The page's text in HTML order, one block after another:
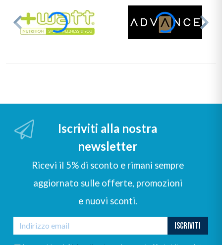
Iscriviti alla nostra
newsletter
Ricevi il 5% di sconto e rimani sempre
aggiornato sulle offerte, promozioni
e nuovi sconti.
ISCRIVITI